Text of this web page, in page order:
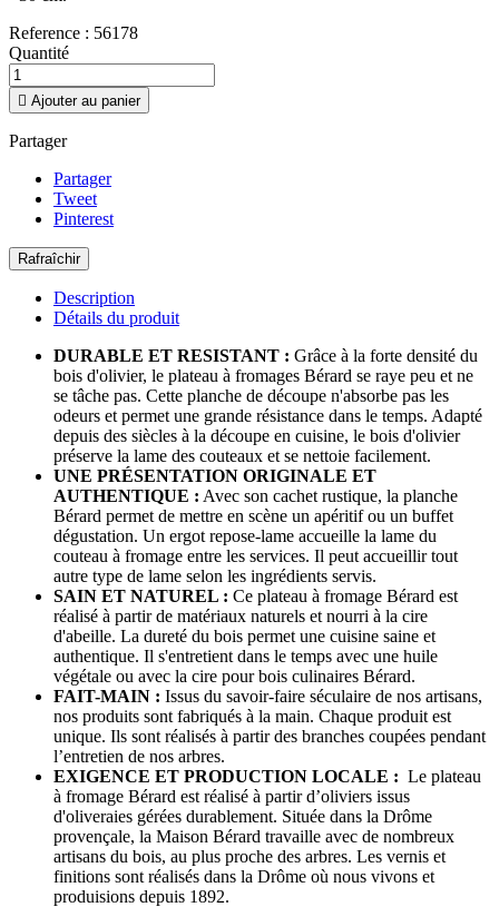
Reference : 56178
Quantité
 Ajouter au panier
Partager
Partager
Tweet
Pinterest
Description
Détails du produit
DURABLE ET RESISTANT : Grâce à la forte densité du
bois d'olivier, le plateau à fromages Bérard se raye peu et ne
se tâche pas. Cette planche de découpe n'absorbe pas les
odeurs et permet une grande résistance dans le temps. Adapté
depuis des siècles à la découpe en cuisine, le bois d'olivier
préserve la lame des couteaux et se nettoie facilement.
UNE PRÉSENTATION ORIGINALE ET
AUTHENTIQUE : Avec son cachet rustique, la planche
Bérard permet de mettre en scène un apéritif ou un buffet
dégustation. Un ergot repose-lame accueille la lame du
couteau à fromage entre les services. Il peut accueillir tout
autre type de lame selon les ingrédients servis.
SAIN ET NATUREL : Ce plateau à fromage Bérard est
réalisé à partir de matériaux naturels et nourri à la cire
d'abeille. La dureté du bois permet une cuisine saine et
authentique. Il s'entretient dans le temps avec une huile
végétale ou avec la cire pour bois culinaires Bérard.
FAIT-MAIN : Issus du savoir-faire séculaire de nos artisans,
nos produits sont fabriqués à la main. Chaque produit est
unique. Ils sont réalisés à partir des branches coupées pendant
l’entretien de nos arbres.
EXIGENCE ET PRODUCTION LOCALE : Le plateau
à fromage Bérard est réalisé à partir d’oliviers issus
d'oliveraies gérées durablement. Située dans la Drôme
provençale, la Maison Bérard travaille avec de nombreux
artisans du bois, au plus proche des arbres. Les vernis et
finitions sont réalisés dans la Drôme où nous vivons et
produisions depuis 1892.